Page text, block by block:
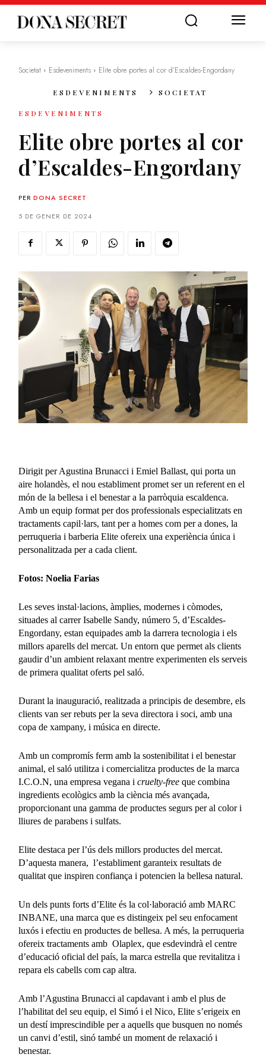
Societat Esdeveniments Elite obre portes al cor d’Escaldes-Engordany
ESDEVENIMENTS SOCIETAT
ESDEVENIMENTS
Elite obre portes al cor
d’Escaldes-Engordany
PER DONA SECRET
5 DE GENER DE 2024
Dirigit per Agustina Brunacci i Emiel Ballast, qui porta un
aire holandès, el nou establiment promet ser un referent en el
món de la bellesa i el benestar a la parròquia escaldenca.
Amb un equip format per dos professionals especialitzats en
tractaments capil·lars, tant per a homes com per a dones, la
perruqueria i barberia Elite ofereix una experiència única i
personalitzada per a cada client.
Fotos: Noelia Farias
Les seves instal·lacions, àmplies, modernes i còmodes,
situades al carrer Isabelle Sandy, número 5, d’Escaldes-
Engordany, estan equipades amb la darrera tecnologia i els
millors aparells del mercat. Un entorn que permet als clients
gaudir d’un ambient relaxant mentre experimenten els serveis
de primera qualitat oferts pel saló.
Durant la inauguració, realitzada a principis de desembre, els
clients van ser rebuts per la seva directora i soci, amb una
copa de xampany, i música en directe.
Amb un compromís ferm amb la sostenibilitat i el benestar
animal, el saló utilitza i comercialitza productes de la marca
I.C.O.N, una empresa vegana icruelty-free que combina
ingredients ecològics amb la ciència més avançada,
proporcionant una gamma de productes segurs per al color i
lliures de parabens i sulfats.
Elite destaca per l’ús dels millors productes del mercat.
D’aquesta manera, l’establiment garanteix resultats de
qualitat que inspiren confiança i potencien la bellesa natural.
Un dels punts forts d’Elite és la col·laboració amb MARC
INBANE, una marca que es distingeix pel seu enfocament
luxós i efectiu en productes de bellesa. A més, la perruqueria
ofereix tractaments amb Olaplex, que esdevindrà el centre
d’educació oficial del país, la marca estrella que revitalitza i
repara els cabells com cap altra.
Amb l’Agustina Brunacci al capdavant i amb el plus de
l’habilitat del seu equip, el Simó i el Nico, Elite s’erigeix en
un destí imprescindible per a aquells que busquen no només
un canvi d’estil, sinó també un moment de relaxació i
benestar.